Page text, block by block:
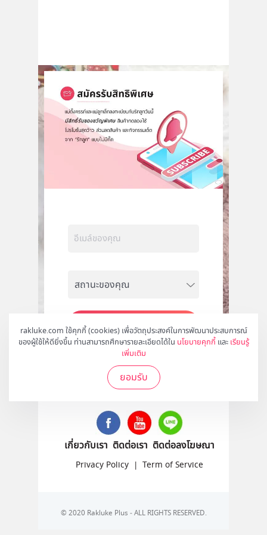
rakluke.com ใช้คุกกี้ (cookies) เพื่อวัตถุประสงค์ในการพัฒนาประสบการณ์
ของผู้ใช้ให้ดียิ่งขึ้น ท่านสามารถศึกษารายละเอียดได้ใน นโยบายคุกกี้ และ เรียนรู้
เพิ่มเติม
ยอมรับ
สมัคร
ติดตามเราได้ที่
เกี่ยวกับเรา ติดต่อเรา ติดต่อลงโฆษณา
Privacy Policy | Term of Service
© 2020 Rakluke Plus - ALL RIGHTS RESERVED.